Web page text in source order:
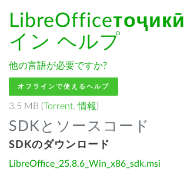
LibreOfficeтоҷикӣ
イン ヘルプ
他の言語が必要ですか?
オフラインで使えるヘルプ
3.5 MB (Torrent,情報)
SDKとソースコード
SDKのダウンロード
LibreOffice_25.8.6_Win_x86_sdk.msi